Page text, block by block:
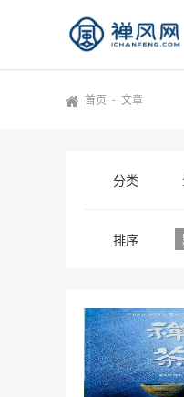
首页 - 文章
分类
排序